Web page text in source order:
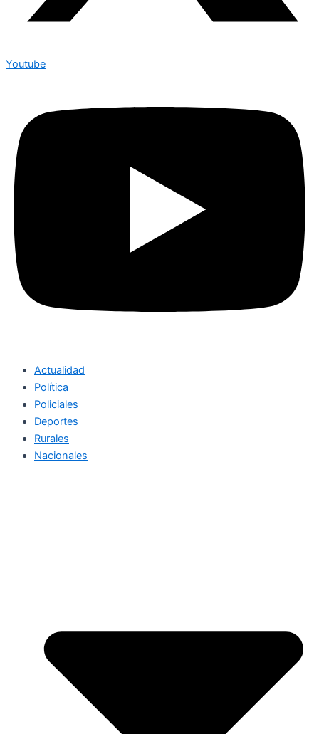
Youtube
Actualidad
Política
Policiales
Deportes
Rurales
Nacionales